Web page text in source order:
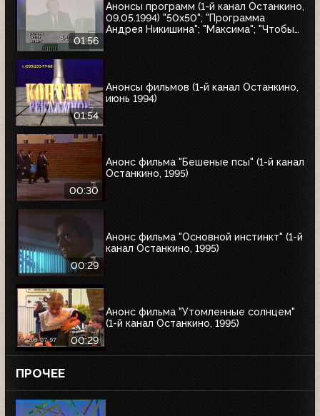
01:56
Анонсы программ (1-й канал Останкино,
09.05.1994) "50x50"; "Программа
Андрея Никишина"; "Максима"; "Чтобы
01:54
Анонсы фильмов (1-й канал Останкино,
июнь 1994)
00:30
Анонс фильма "Бешеные псы" (1-й канал
Останкино, 1995)
00:29
Анонс фильма "Основной инстинкт" (1-й
канал Останкино, 1995)
00:29
Анонс фильма "Утомленные солнцем"
(1-й канал Останкино, 1995)
ПРОЧЕЕ